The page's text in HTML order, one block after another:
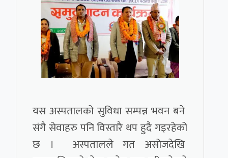
यस अस्पतालको सुविधा सम्पन्न भवन बने
संगै सेवाहरु पनि विस्तारै थप हुदै गइरहेको
छ । अस्पतालले गत असोजदेखि